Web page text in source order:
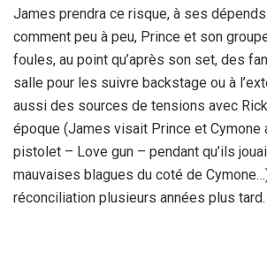
James prendra ce risque, à ses
comment peu à peu, Prince et son
foules, au point qu’après son set, des
salle pour les suivre backstage ou à
aussi des sources de tensions avec
époque (James visait Prince et Cymone
pistolet – Love gun – pendant qu’ils
mauvaises blagues du coté de
réconciliation plusieurs années plus tard.